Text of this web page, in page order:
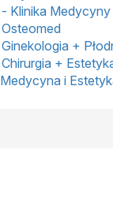
Klinika
+
+
i